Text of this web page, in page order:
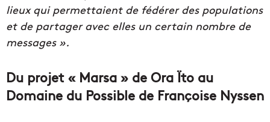
lieux qui permettaient de fédérer des populations
et de partager avec elles un certain nombre de
messages ».
Du projet « Marsa » de Ora Ïto au
Domaine du Possible de Françoise Nyssen